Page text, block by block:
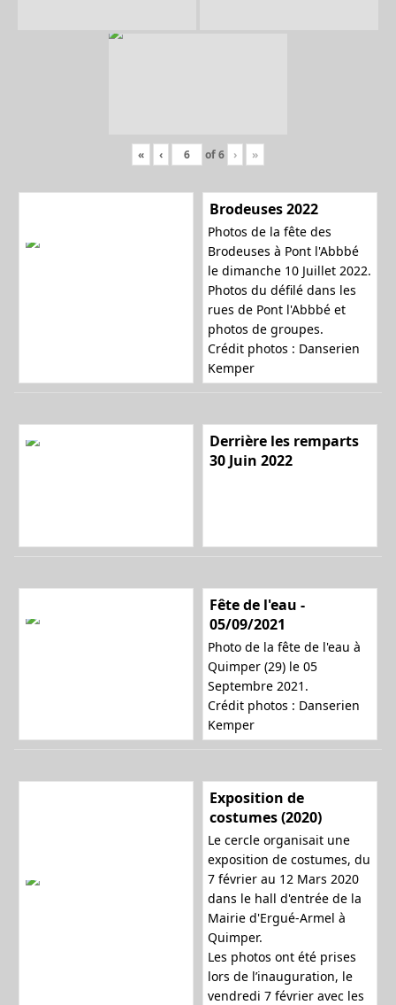
a
a
« ‹ of6 › »
Brodeuses 2022
Photos de la fête des
Brodeuses à Pont l'Abbbé
le dimanche 10 Juillet 2022.
Photos du défilé dans les
rues de Pont l'Abbbé et
photos de groupes.
Crédit photos : Danserien
Kemper
Derrière les remparts
30 Juin 2022
Fête de l'eau -
05/09/2021
Photo de la fête de l'eau à
Quimper (29) le 05
Septembre 2021.
Crédit photos : Danserien
Kemper
Exposition de
costumes (2020)
Le cercle organisait une
exposition de costumes, du
7 février au 12 Mars 2020
dans le hall d'entrée de la
Mairie d'Ergué-Armel à
Quimper.
Les photos ont été prises
lors de l’inauguration, le
vendredi 7 février avec les